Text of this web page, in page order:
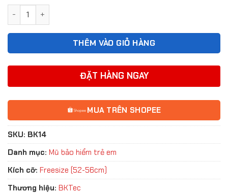
Mũ bảo hiểm nửa đầu có kính BKtec BK14 cho trẻ 5-10 tuổi
THÊM VÀO GIỎ HÀNG
ĐẶT HÀNG NGAY
MUA TRÊN SHOPEE
SKU: BK14
Danh mục: Mũ bảo hiểm trẻ em
Kích cỡ: Freesize (52-56cm)
Thương hiệu: BKTec